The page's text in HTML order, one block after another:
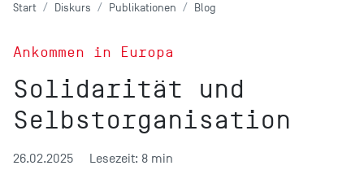
Start Diskurs Publikationen Blog
Ankommen in Europa
Solidarität und
Selbstorganisation
26.02.2025 Lesezeit: 8 min